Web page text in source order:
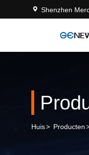
Shenzhen
Huis> Producten